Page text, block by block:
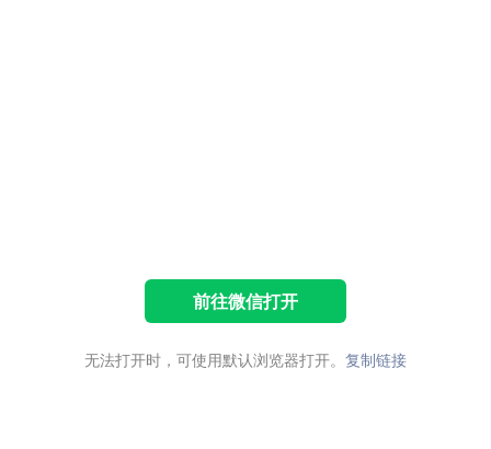
前往微信打开
无法打开时，可使用默认浏览器打开。 复制链接